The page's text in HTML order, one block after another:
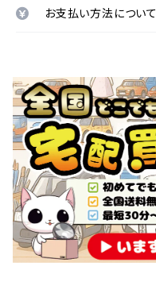
お支払い方法について